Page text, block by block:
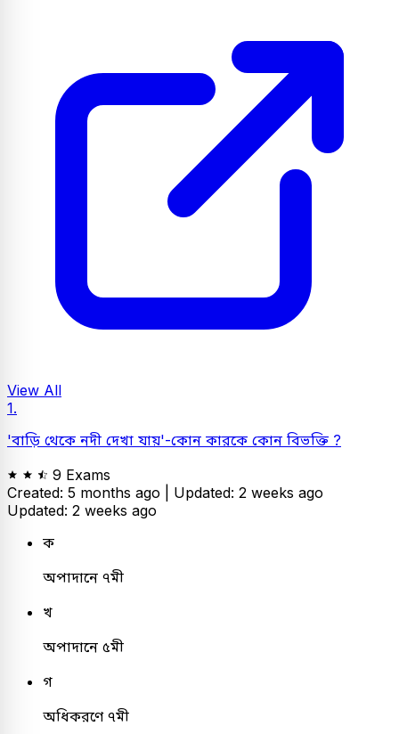
View All
1.
'বাড়ি থেকে নদী দেখা যায়'-কোন কারকে কোন বিভক্তি ?
9 Exams
Created: 5 months ago | Updated: 2 weeks ago
Updated: 2 weeks ago
ক
অপাদানে ৭মী
খ
অপাদানে ৫মী
গ
অধিকরণে ৭মী